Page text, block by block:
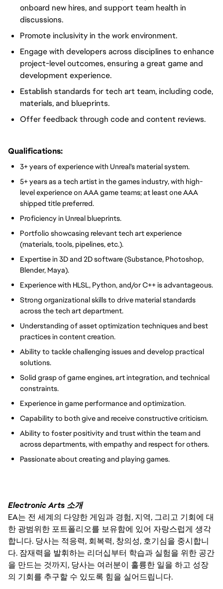
onboard new hires, and support team health in
discussions.
Promote inclusivity in the work environment.
Engage with developers across disciplines to enhance
project-level outcomes, ensuring a great game and
development experience.
Establish standards for tech art team, including code,
materials, and blueprints.
Offer feedback through code and content reviews.
Qualifications:
3+ years of experience with Unreal's material system.
5+ years as a tech artist in the games industry, with high-
level experience on AAA game teams; at least one AAA
shipped title preferred.
Proficiency in Unreal blueprints.
Portfolio showcasing relevant tech art experience
(materials, tools, pipelines, etc.).
Expertise in 3D and 2D software (Substance, Photoshop,
Blender, Maya).
Experience with HLSL, Python, and/or C++ is advantageous.
Strong organizational skills to drive material standards
across the tech art department.
Understanding of asset optimization techniques and best
practices in content creation.
Ability to tackle challenging issues and develop practical
solutions.
Solid grasp of game engines, art integration, and technical
constraints.
Experience in game performance and optimization.
Capability to both give and receive constructive criticism.
Ability to foster positivity and trust within the team and
across departments, with empathy and respect for others.
Passionate about creating and playing games.
Electronic Arts 소개
EA는 전 세계의 다양한 게임과 경험, 지역, 그리고 기회에 대
한 광범위한 포트폴리오를 보유함에 있어 자랑스럽게 생각
합니다. 당사는 적응력, 회복력, 창의성, 호기심을 중시합니
다. 잠재력을 발휘하는 리더십부터 학습과 실험을 위한 공간
을 만드는 것까지, 당사는 여러분이 훌륭한 일을 하고 성장
의 기회를 추구할 수 있도록 힘을 실어드립니다.